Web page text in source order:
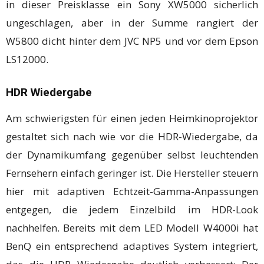
in dieser Preisklasse ein Sony XW5000 sicherlich
ungeschlagen, aber in der Summe rangiert der
W5800 dicht hinter dem JVC NP5 und vor dem Epson
LS12000.
HDR Wiedergabe
Am schwierigsten für einen jeden Heimkinoprojektor
gestaltet sich nach wie vor die HDR-Wiedergabe, da
der Dynamikumfang gegenüber selbst leuchtenden
Fernsehern einfach geringer ist. Die Hersteller steuern
hier mit adaptiven Echtzeit-Gamma-Anpassungen
entgegen, die jedem Einzelbild im HDR-Look
nachhelfen. Bereits mit dem LED Modell W4000i hat
BenQ ein entsprechend adaptives System integriert,